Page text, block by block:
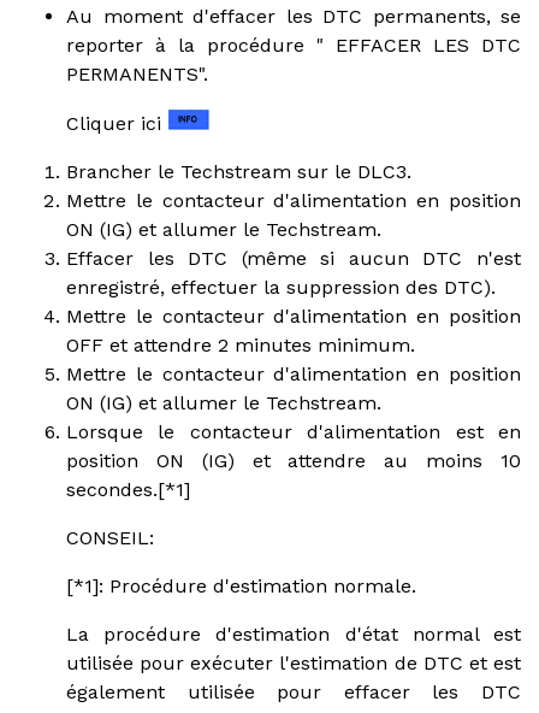
Au moment d'effacer les DTC permanents, se
reporter à la procédure " EFFACER LES DTC
PERMANENTS".
Cliquer ici
Brancher le Techstream sur le DLC3.
Mettre le contacteur d'alimentation en position
ON (IG) et allumer le Techstream.
Effacer les DTC (même si aucun DTC n'est
enregistré, effectuer la suppression des DTC).
Mettre le contacteur d'alimentation en position
OFF et attendre 2 minutes minimum.
Mettre le contacteur d'alimentation en position
ON (IG) et allumer le Techstream.
Lorsque le contacteur d'alimentation est en
position ON (IG) et attendre au moins 10
secondes.[*1]
CONSEIL:
[*1]: Procédure d'estimation normale.
La procédure d'estimation d'état normal est
utilisée pour exécuter l'estimation de DTC et est
également utilisée pour effacer les DTC